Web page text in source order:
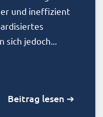
und ineffizient
jedoch...
Beitrag lesen ➔